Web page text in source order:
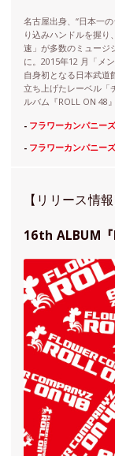
名古屋出身、“日本一
り込みハンドルを握り
速」が多数のミュージ
に。2015年12 月「メ
自身初となる日本武道
立ち上げたレーベル「
ルバム『ROLL ON 48
- フラワーカンパニー
- フラワーカンパニ
【リリース情報
16th ALBUM『